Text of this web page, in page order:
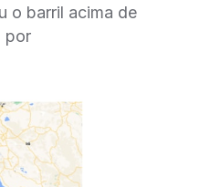
o barril acima de
por